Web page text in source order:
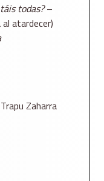
todas?–
atardecer)
Zaharra